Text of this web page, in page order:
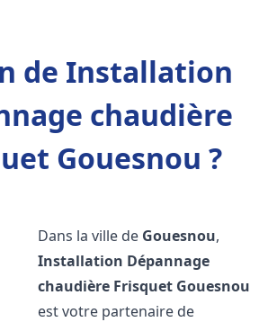
de Installation
chaudière
Gouesnou ?
Dans la ville de Gouesnou,
Installation Dépannage
chaudière Frisquet Gouesnou
est votre partenaire de